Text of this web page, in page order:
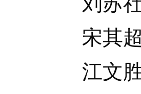
宋其
江文胜